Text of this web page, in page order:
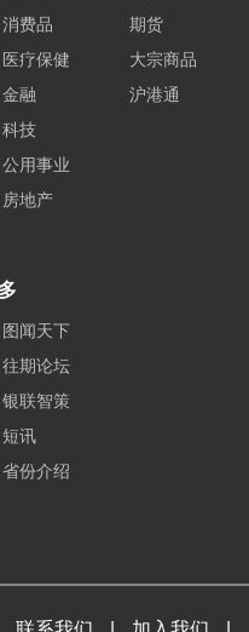
消费品
医疗保健
金融
科技
公用事业
房地产
期货
大宗商品
沪港通
图闻天下
往期论坛
银联智策
短讯
省份介绍